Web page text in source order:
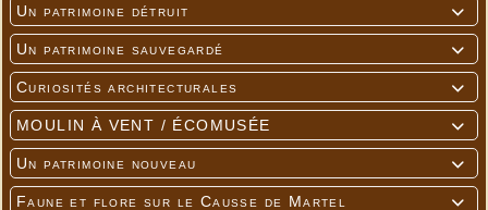

Un patrimoine détruit

Un patrimoine sauvegardé

Curiosités architecturales

MOULIN À VENT / ÉCOMUSÉE

Un patrimoine nouveau

Faune et flore sur le Causse de Martel